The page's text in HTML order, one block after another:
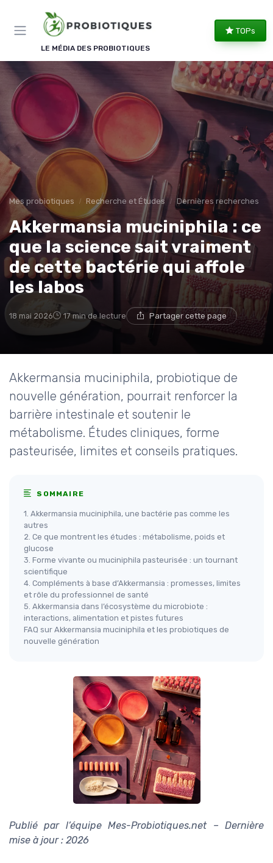
LE MÉDIA DES PROBIOTIQUES
TOPs
Mes probiotiques Recherche et Études Dernières recherches
Akkermansia muciniphila : ce
que la science sait vraiment
de cette bactérie qui affole
les labos
18 mai 2026 17 min de lecture Partager cette page
Akkermansia muciniphila, probiotique de
nouvelle génération, pourrait renforcer la
barrière intestinale et soutenir le
métabolisme. Études cliniques, forme
pasteurisée, limites et conseils pratiques.
SOMMAIRE
1. Akkermansia muciniphila, une bactérie pas comme les
autres
2. Ce que montrent les études : métabolisme, poids et
glucose
3. Forme vivante ou muciniphila pasteurisée : un tournant
scientifique
4. Compléments à base d’Akkermansia : promesses, limites
et rôle du professionnel de santé
5. Akkermansia dans l’écosystème du microbiote :
interactions, alimentation et pistes futures
FAQ sur Akkermansia muciniphila et les probiotiques de
nouvelle génération
Publié par l’équipe Mes-Probiotiques.net – Dernière
mise à jour : 2026